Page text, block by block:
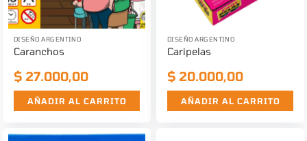
DISEÑO ARGENTINO
Caranchos
$ 27.000,00
AÑADIR AL CARRITO
DISEÑO ARGENTINO
Caripelas
$ 20.000,00
AÑADIR AL CARRITO